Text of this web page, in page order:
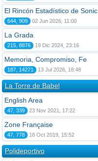
El Rincón Estadístico de Sonic
644, 909 02 Jun 2026, 11:00
La Grada
215, 8876 19 Dic 2024, 23:16
Memoria, Compromiso, Fe
187, 14271 13 Jul 2026, 18:48
La Torre de Babel
English Area
47, 339 23 Nov 2021, 17:22
Zone Française
47, 778 18 Oct 2019, 15:52
Polideportivo